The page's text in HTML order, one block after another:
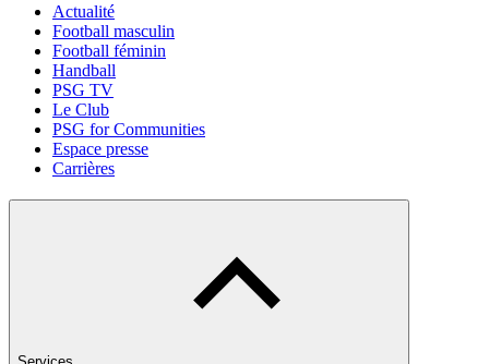
Actualité
Football masculin
Football féminin
Handball
PSG TV
Le Club
PSG for Communities
Espace presse
Carrières
Services